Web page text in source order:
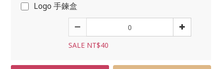
Logo 手鍊盒
SALE NT$40